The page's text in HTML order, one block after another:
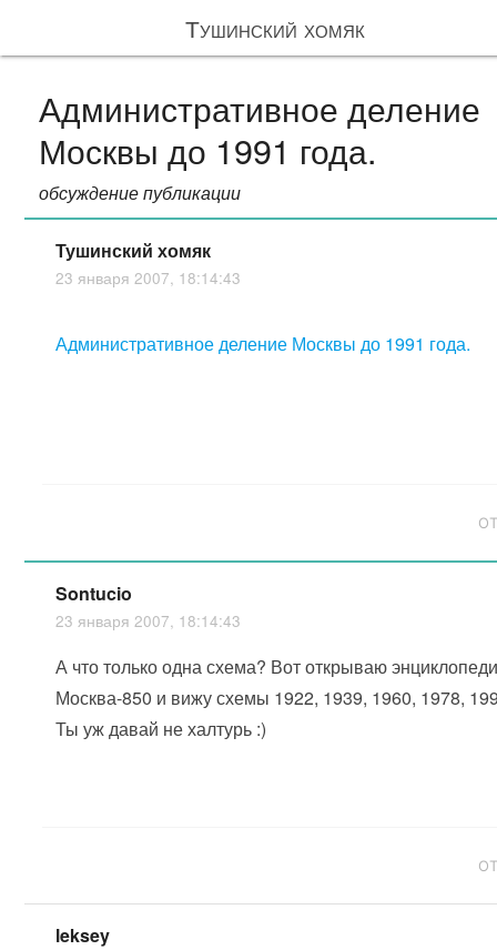
Тушинский хомяк
Административное деление
Москвы до 1991 года.
обсуждение публикации
Тушинский хомяк
23 января 2007, 18:14:43
Административное деление Москвы до 1991 года.
Sontucio
23 января 2007, 18:14:43
А что только одна схема? Вот открываю
Москва-850 и вижу схемы 1922, 1939, 1960, 1978,
Ты уж давай не халтурь :)
leksey